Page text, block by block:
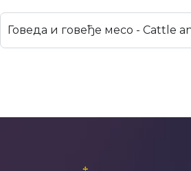
Говеда и говеђе месо - Cattle